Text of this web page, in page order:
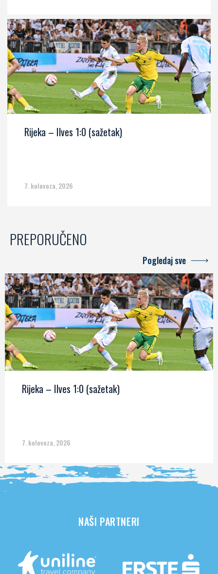
Rijeka – Ilves 1:0 (sažetak)
7. kolovoza, 2026
PREPORUČENO
Pogledaj sve
Rijeka – Ilves 1:0 (sažetak)
7. kolovoza, 2026
NAŠI PARTNERI